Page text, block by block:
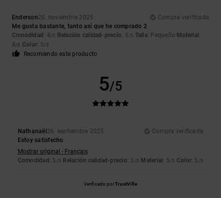
Enderson20. noviembre 2025
Compra verificada
Me gusta bastante, tanto así que he comprado 2
Comodidad : 4/5 Relación calidad-precio: 5/5 Talla: Pequeño Material :
4/5 Color: 5/5
Recomiendo este producto
5/5
Nathanaël 26. septiembre 2025
Compra verificada
Estoy satisfecho
Mostrar original - Français
Comodidad : 5 /5 Relación calidad-precio: 5 /5 Material : 5/5 Color: 5 /5
Verificado porTrustVille